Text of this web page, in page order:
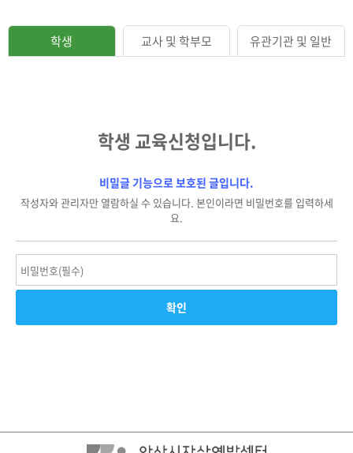
학생 교사 및 학부모 유관기관 및 일반
학생 교육신청입니다.
비밀글 기능으로 보호된 글입니다.
작성자와 관리자만 열람하실 수 있습니다. 본인이라면 비밀번호를 입력하세
요.